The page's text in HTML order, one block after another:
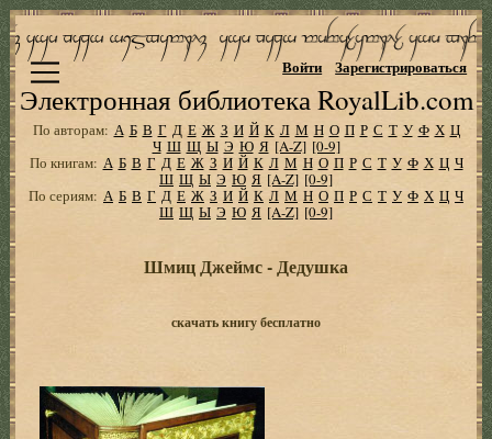
Электронная библиотека RoyalLib.com
Войти Зарегистрироваться
По авторам: А Б В Г Д Е Ж З И Й К Л М Н О П Р С Т У Ф Х Ц
Ч Ш Щ Ы Э Ю Я [A-Z] [0-9]
По книгам: А Б В Г Д Е Ж З И Й К Л М Н О П Р С Т У Ф Х Ц Ч
Ш Щ Ы Э Ю Я [A-Z] [0-9]
По сериям: А Б В Г Д Е Ж З И Й К Л М Н О П Р С Т У Ф Х Ц Ч
Ш Щ Ы Э Ю Я [A-Z] [0-9]
Шмиц Джеймс - Дедушка
скачать книгу бесплатно